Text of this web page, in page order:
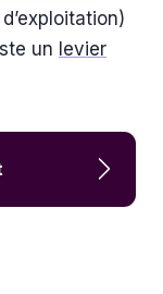
un levier